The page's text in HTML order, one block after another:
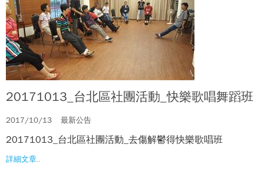
20171013_台北區社團活動_快樂歌唱舞蹈班
2017/10/13 最新公告
20171013_台北區社團活動_去傷解鬱得快樂歌唱班
詳細文章..